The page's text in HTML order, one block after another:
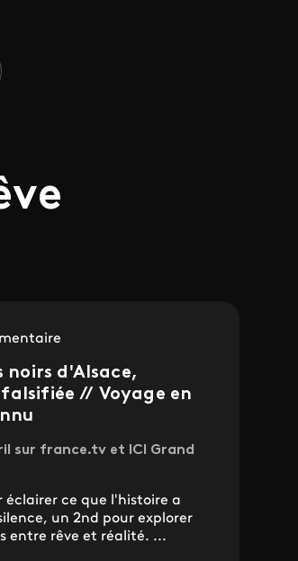
noirs d'Alsace,
// Voyage en
sur france.tv et ICI Grand
éclairer ce que l'histoire a
un 2nd pour explorer
entre rêve et réalité. ...